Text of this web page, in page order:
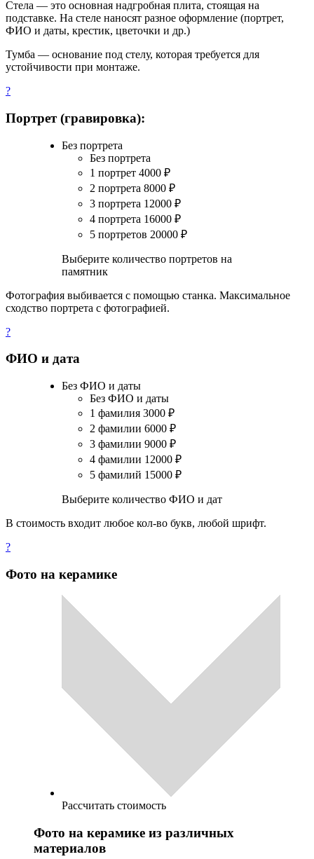
Стела — это основная надгробная плита, стоящая на
подставке. На стеле наносят разное оформление (портрет,
ФИО и даты, крестик, цветочки и др.)
Тумба — основание под стелу, которая требуется для
устойчивости при монтаже.
?
Портрет (гравировка):
Без портрета
Без портрета
1 портрет 4000 ₽
2 портрета 8000 ₽
3 портрета 12000 ₽
4 портрета 16000 ₽
5 портретов 20000 ₽
Выберите количество портретов на
памятник
Фотография выбивается с помощью станка. Максимальное
сходство портрета с фотографией.
?
ФИО и дата
Без ФИО и даты
Без ФИО и даты
1 фамилия 3000 ₽
2 фамилии 6000 ₽
3 фамилии 9000 ₽
4 фамилии 12000 ₽
5 фамилий 15000 ₽
Выберите количество ФИО и дат
В стоимость входит любое кол-во букв, любой шрифт.
?
Фото на керамике
Рассчитать стоимость
Фото на керамике из различных
материалов